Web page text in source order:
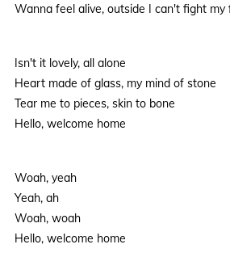
Wanna feel alive, outside I can't fight my
Isn't it lovely, all alone
Heart made of glass, my mind of stone
Tear me to pieces, skin to bone
Hello, welcome home
Woah, yeah
Yeah, ah
Woah, woah
Hello, welcome home